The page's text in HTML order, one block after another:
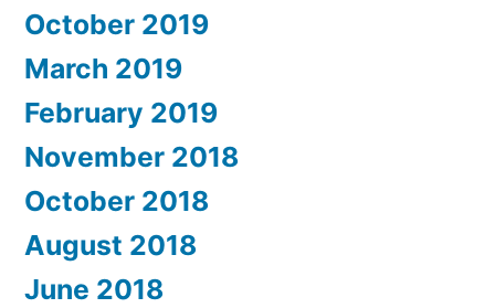
October 2019
March 2019
February 2019
November 2018
October 2018
August 2018
June 2018